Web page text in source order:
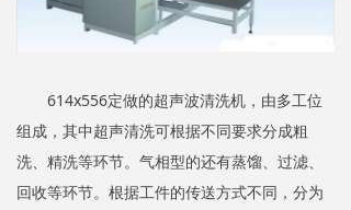
614x556定做的超声波清洗机，由多工位
组成，其中超声清洗可根据不同要求分成粗
洗、精洗等环节。气相型的还有蒸馏、过滤、
回收等环节。根据工件的传送方式不同，分为